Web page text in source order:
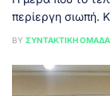
περίεργη σιωπή.
BY ΣΥΝΤΑΚΤΙΚΉ ΟΜΆΔΑ